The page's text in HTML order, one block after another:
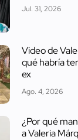
Jul. 31, 2026
Video de
qué habría
ex
Ago. 4, 2026
¿Por qué
a Valeria